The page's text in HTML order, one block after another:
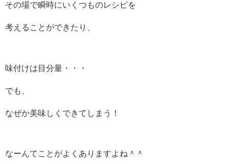
その場で瞬時にいくつものレシピを
考えることができたり、
味付けは目分量・・・
でも、
なぜか美味しくできてしまう！
なーんてことがよくありますよね＾＾